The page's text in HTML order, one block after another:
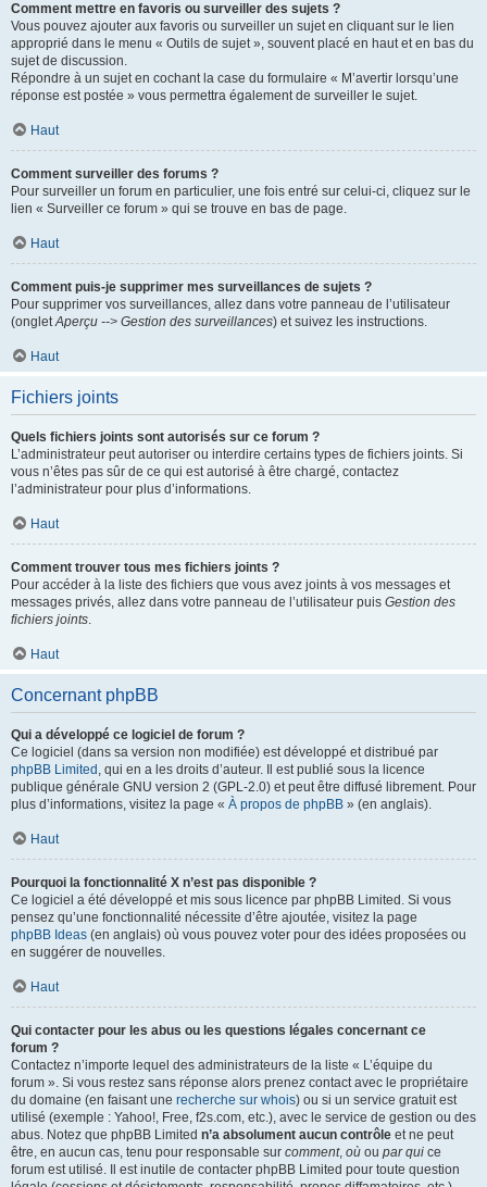
Comment mettre en favoris ou surveiller des sujets ?
Vous pouvez ajouter aux favoris ou surveiller un sujet en cliquant sur le lien
approprié dans le menu « Outils de sujet », souvent placé en haut et en bas du
sujet de discussion.
Répondre à un sujet en cochant la case du formulaire « M’avertir lorsqu’une
réponse est postée » vous permettra également de surveiller le sujet.
Haut
Comment surveiller des forums ?
Pour surveiller un forum en particulier, une fois entré sur celui-ci, cliquez sur le
lien « Surveiller ce forum » qui se trouve en bas de page.
Haut
Comment puis-je supprimer mes surveillances de sujets ?
Pour supprimer vos surveillances, allez dans votre panneau de l’utilisateur
(ongletAperçu --> Gestion des surveillances) et suivez les instructions.
Haut
Fichiers joints
Quels fichiers joints sont autorisés sur ce forum ?
L’administrateur peut autoriser ou interdire certains types de fichiers joints. Si
vous n’êtes pas sûr de ce qui est autorisé à être chargé, contactez
l’administrateur pour plus d’informations.
Haut
Comment trouver tous mes fichiers joints ?
Pour accéder à la liste des fichiers que vous avez joints à vos messages et
messages privés, allez dans votre panneau de l’utilisateur puis Gestion des
fichiers joints.
Haut
Concernant phpBB
Qui a développé ce logiciel de forum ?
Ce logiciel (dans sa version non modifiée) est développé et distribué par
phpBB Limited , qui en a les droits d’auteur. Il est publié sous la licence
publique générale GNU version 2 (GPL-2.0) et peut être diffusé librement. Pour
plus d’informations, visitez la page « À propos de phpBB » (en anglais).
Haut
Pourquoi la fonctionnalité X n’est pas disponible ?
Ce logiciel a été développé et mis sous licence par phpBB Limited. Si vous
pensez qu’une fonctionnalité nécessite d’être ajoutée, visitez la page
phpBB Ideas (en anglais) où vous pouvez voter pour des idées proposées ou
en suggérer de nouvelles.
Haut
Qui contacter pour les abus ou les questions légales concernant ce
forum ?
Contactez n’importe lequel des administrateurs de la liste « L’équipe du
forum ». Si vous restez sans réponse alors prenez contact avec le propriétaire
du domaine (en faisant une recherche sur whois) ou si un service gratuit est
utilisé (exemple : Yahoo!, Free, f2s.com, etc.), avec le service de gestion ou des
abus. Notez que phpBB Limited n’a absolument aucun contrôle et ne peut
être, en aucun cas, tenu pour responsable sur comment, où ou par qui ce
forum est utilisé. Il est inutile de contacter phpBB Limited pour toute question